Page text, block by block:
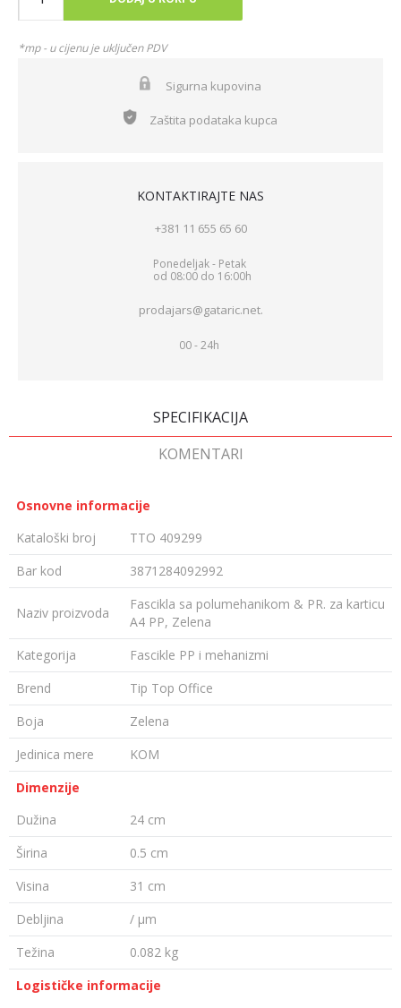
*mp - u cijenu je uključen PDV
Sigurna kupovina
Zaštita podataka kupca
KONTAKTIRAJTE NAS
+381 11 655 65 60
Ponedeljak - Petak
od 08:00 do 16:00h
prodajars@gataric.net.
00 - 24h
SPECIFIKACIJA
KOMENTARI
Osnovne informacije
Kataloški broj
TTO 409299
Bar kod
3871284092992
Naziv proizvoda
Fascikla sa polumehanikom & PR. za karticu
A4 PP, Zelena
Kategorija
Fascikle PP i mehanizmi
Brend
Tip Top Office
Boja
Zelena
Jedinica mere
KOM
Dimenzije
Dužina
24 cm
Širina
0.5 cm
Visina
31 cm
Debljina
/ µm
Težina
0.082 kg
Logističke informacije